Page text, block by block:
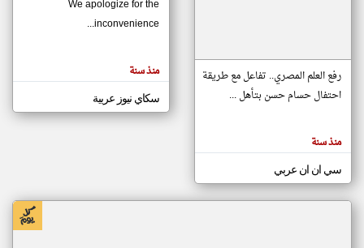
مصادر الأخبار من موريتانيا
اخبار موريتانيا على مدار الساعة
أهم اخبار موريتانيا العاجلة والمباشرة
المقالات
الموجوده
هنا عن
رفع العلم المصري.. تفاعل مع طريقة
احتفال حسام حسن بتأهل ...
منذ سنة
سي ان ان عربي
We apologize for the
inconvenience...
منذ سنة
سكاي نيوز عربية
klyoum.com